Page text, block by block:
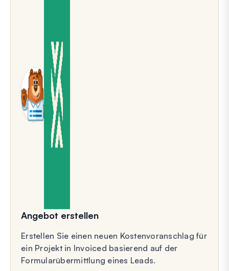
Angebot erstellen
Erstellen Sie einen neuen Kostenvoranschlag für
ein Projekt in Invoiced basierend auf der
Formularübermittlung eines Leads.